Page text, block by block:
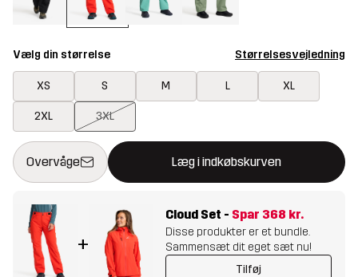
Vælg din størrelse Størrelsesvejledning
XS S M L XL
2XL 3XL
Overvåge Læg i indkøbskurven
Denne knap åbner en modal, der bekræfter en ny vare i
{{size}} ikke tilgængelig
+
Cloud Set - Spar 368 kr.
Disse produkter er et bundle.
Sammensæt dit eget sæt nu!
Tilføj